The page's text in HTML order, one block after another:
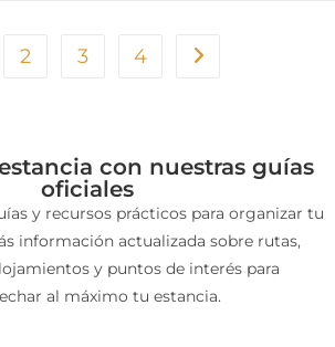
2 3 4
con nuestras guías
oficiales
y recursos prácticos para organizar tu
información actualizada sobre rutas,
y puntos de interés para
al máximo tu estancia.